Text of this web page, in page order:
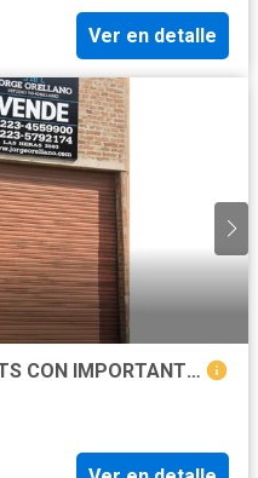
Ver en detalle
VENTA DE GALPON DE 90 MTS CON IMPORTANTE LOSA PARA PROYECTO